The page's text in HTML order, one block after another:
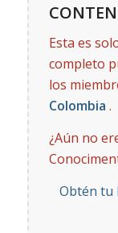
Esta es
completo
los
Colombia .
¿Aún no
Obtén tu